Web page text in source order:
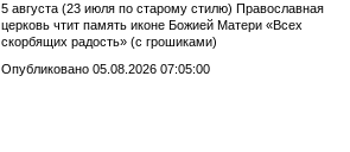
5 августа (23 июля по старому стилю) Православная
церковь чтит память иконе Божией Матери «Всех
скорбящих радость» (с грошиками)
Опубликовано 05.08.2026 07:05:00